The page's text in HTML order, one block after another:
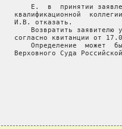
Е.  в  принятии
квалификационной
   И.В. отказать.
Возвратить заявителю
согласно квитанции от
Определение  может
Верховного Суда